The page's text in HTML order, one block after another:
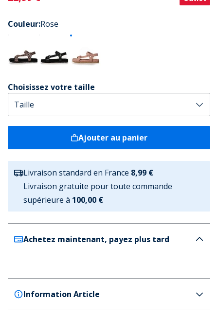
Couleur:Rose
Choisissez votre taille
Ajouter au panier
Livraison standard en France 8,99 €
Livraison gratuite pour toute commande
supérieure à 100,00 €
Achetez maintenant, payez plus tard
Information Article